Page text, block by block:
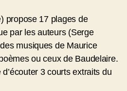
propose 17 plages de
par les auteurs (Serge
musiques de Maurice
ou ceux de Baudelaire.
3 courts extraits du